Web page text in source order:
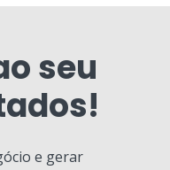
seu
e gerar